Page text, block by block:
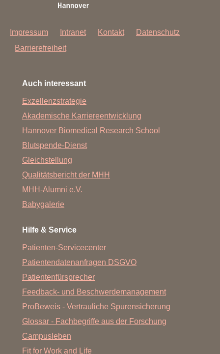
Impressum Intranet Kontakt
Datenschutz
Barrierefreiheit
Auch interessant
Exzellenzstrategie
Akademische Karriereentwicklung
Hannover Biomedical Research School
Blutspende-Dienst
Gleichstellung
Qualitätsbericht der MHH
MHH-Alumni e.V.
Babygalerie
Hilfe & Service
Patienten-Servicecenter
Patientendatenanfragen DSGVO
Patientenfürsprecher
Feedback- und Beschwerdemanagement
ProBeweis - Vertrauliche Spurensicherung
Glossar - Fachbegriffe aus der Forschung
Campusleben
Fit for Work and Life